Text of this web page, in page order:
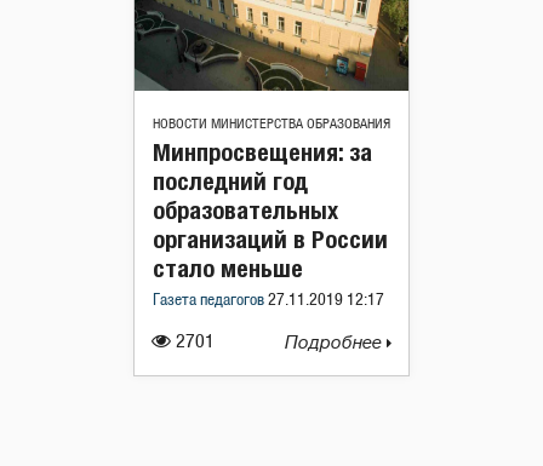
НОВОСТИ МИНИСТЕРСТВА ОБРАЗОВАНИЯ
2701
Минпросвещения: за
последний год
образовательных
организаций в России
стало меньше
Газета педагогов 27.11.2019 12:17
Подробнее